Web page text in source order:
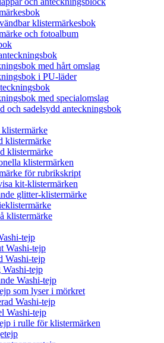
klistermärkesbok
och fotoalbum
med hårt omslag
i PU-läder
med specialomslag
och sadelsydd anteckningsbok
klistermärke
klistermärke
klistermärken
för rubrikskript
kit-klistermärken
glitter-klistermärke
klistermärke
tejp
Washi-tejp
Washi-tejp
tejp
Washi-tejp
som lyser i mörkret
Washi-tejp
Washi-tejp
i rulle för klistermärken